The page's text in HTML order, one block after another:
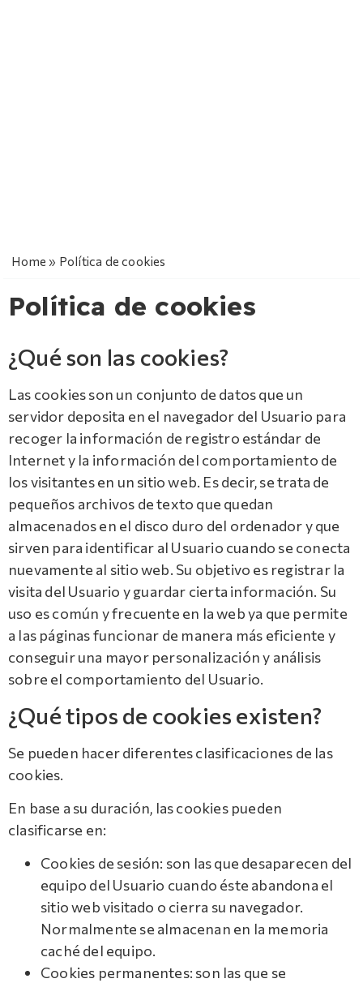
Home » Política de cookies
Política de cookies
¿Qué son las cookies?
Las cookies son un conjunto de datos que un
servidor deposita en el navegador del Usuario para
recoger la información de registro estándar de
Internet y la información del comportamiento de
los visitantes en un sitio web. Es decir, se trata de
pequeños archivos de texto que quedan
almacenados en el disco duro del ordenador y que
sirven para identificar al Usuario cuando se conecta
nuevamente al sitio web. Su objetivo es registrar la
visita del Usuario y guardar cierta información. Su
uso es común y frecuente en la web ya que permite
a las páginas funcionar de manera más eficiente y
conseguir una mayor personalización y análisis
sobre el comportamiento del Usuario.
¿Qué tipos de cookies existen?
Se pueden hacer diferentes clasificaciones de las
cookies.
En base a su duración, las cookies pueden
clasificarse en:
Cookies de sesión: son las que desaparecen del
equipo del Usuario cuando éste abandona el
sitio web visitado o cierra su navegador.
Normalmente se almacenan en la memoria
caché del equipo.
Cookies permanentes: son las que se